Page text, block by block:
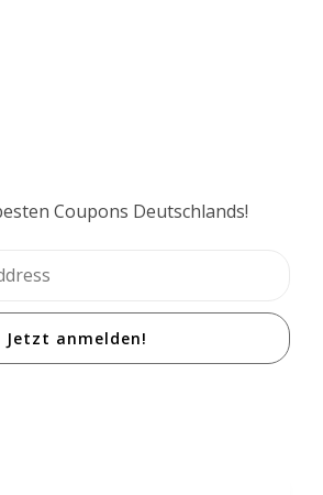
Coupons Deutschlands!
Jetzt anmelden!